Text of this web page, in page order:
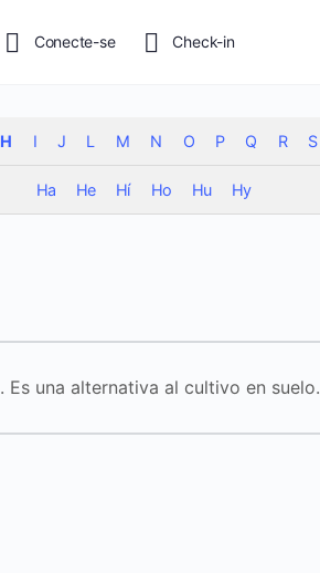
Conecte-se Check-in
H I J L M N O P Q R S
Ha He Hí Ho Hu Hy
. Es una alternativa al cultivo en suelo.